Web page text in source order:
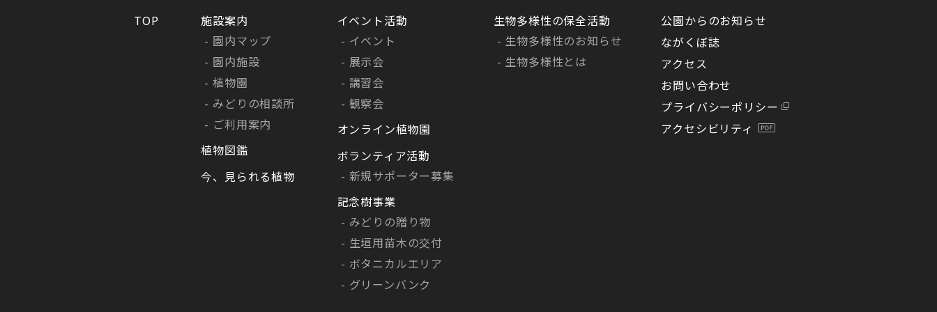
TOP
施設案内
園内マップ
園内施設
植物園
みどりの相談所
ご利用案内
植物図鑑
今、見られる植物
イベント活動
イベント
展示会
講習会
観察会
オンライン植物園
ボランティア活動
新規サポーター募集
記念樹事業
みどりの贈り物
生垣用苗木の交付
ボタニカルエリア
グリーンバンク
生物多様性の保全活動
生物多様性のお知らせ
生物多様性とは
公園からのお知らせ
ながくぼ誌
アクセス
お問い合わせ
プライバシーポリシー
アクセシビリティ